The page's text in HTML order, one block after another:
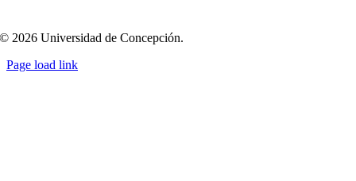
© 2026 Universidad de Concepción.
Page load link